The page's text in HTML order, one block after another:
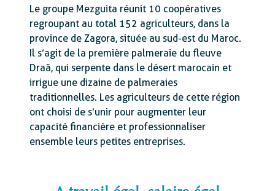
Le groupe Mezguita réunit 10 coopératives
regroupant au total 152 agriculteurs, dans la
province de Zagora, située au sud-est du Maroc.
Il s’agit de la première palmeraie du fleuve
Draâ, qui serpente dans le désert marocain et
irrigue une dizaine de palmeraies
traditionnelles. Les agriculteurs de cette région
ont choisi de s’unir pour augmenter leur
capacité financière et professionnaliser
ensemble leurs petites entreprises.